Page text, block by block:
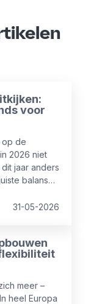
voor
op de
2026 niet
jaar anders
balans
31-05-2026
meer –
heel Europa